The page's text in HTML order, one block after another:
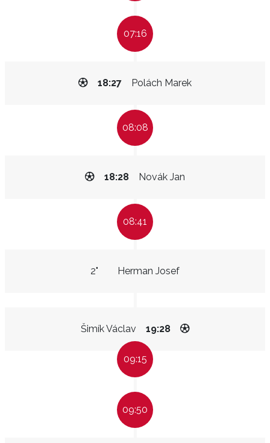
07:16
Polách Marek
18:27
08:08
Novák Jan
18:28
08:41
Herman Josef
2"
Šimík Václav 19:28
09:15
09:50